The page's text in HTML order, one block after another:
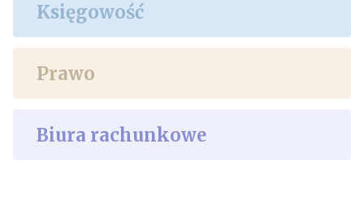
Księgowość
Prawo
Biura rachunkowe